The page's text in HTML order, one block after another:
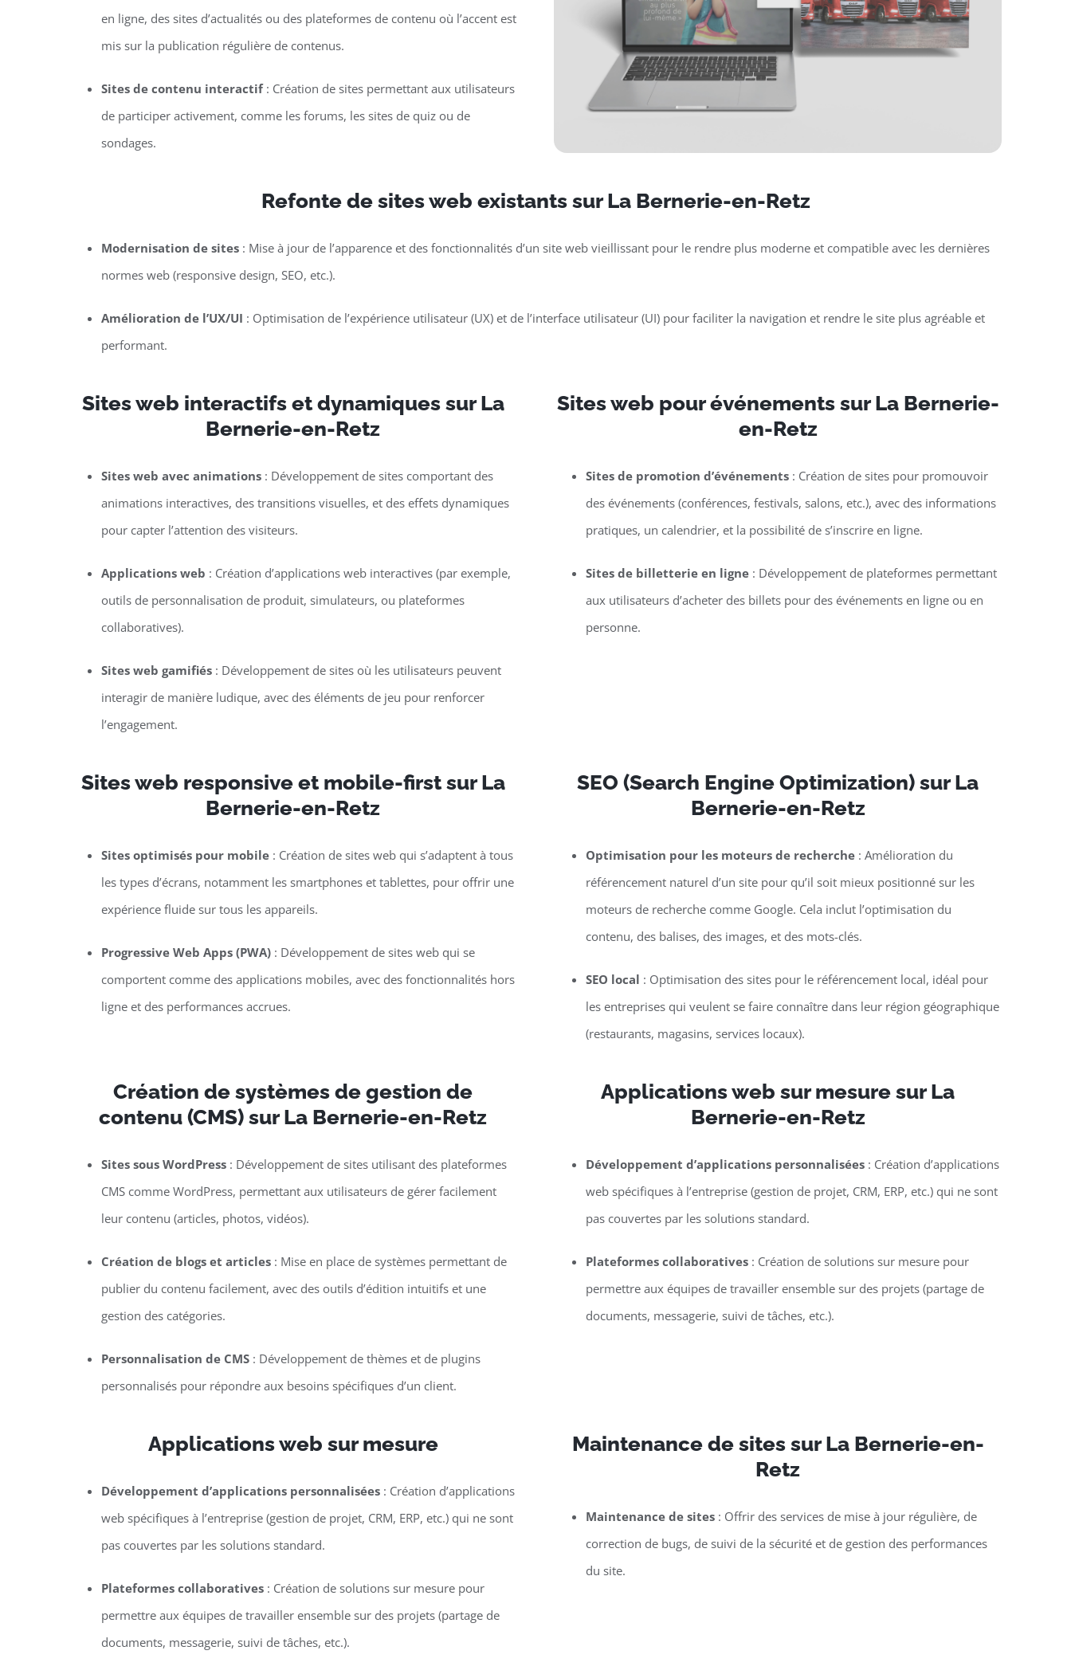
en ligne, des sites d’actualités ou des plateformes de contenu où l’accent est
mis sur la publication régulière de contenus.
Sites de contenu interactif: Création de sites permettant aux utilisateurs
de participer activement, comme les forums, les sites de quiz ou de
sondages.
Refonte de sites web existants sur La Bernerie-en-Retz
Modernisation de sites: Mise à jour de l’apparence et des fonctionnalités d’un site web vieillissant pour le rendre plus moderne et compatible avec les dernières
normes web (responsive design, SEO, etc.).
Amélioration de l’UX/UI : Optimisation de l’expérience utilisateur (UX) et de l’interface utilisateur (UI) pour faciliter la navigation et rendre le site plus agréable et
performant.
Sites web interactifs et dynamiques sur La
Bernerie-en-Retz
Sites web avec animations: Développement de sites comportant des
animations interactives, des transitions visuelles, et des effets dynamiques
pour capter l’attention des visiteurs.
Applications web : Création d’applications web interactives (par exemple,
outils de personnalisation de produit, simulateurs, ou plateformes
collaboratives).
Sites web gamifiés: Développement de sites où les utilisateurs peuvent
interagir de manière ludique, avec des éléments de jeu pour renforcer
l’engagement.
Sites web pour événements sur La Bernerie-
en-Retz
Sites de promotion d’événements : Création de sites pour promouvoir
des événements (conférences, festivals, salons, etc.), avec des informations
pratiques, un calendrier, et la possibilité de s’inscrire en ligne.
Sites de billetterie en ligne : Développement de plateformes permettant
aux utilisateurs d’acheter des billets pour des événements en ligne ou en
personne.
Sites web responsive et mobile-first sur La
Bernerie-en-Retz
Sites optimisés pour mobile: Création de sites web qui s’adaptent à tous
les types d’écrans, notamment les smartphones et tablettes, pour offrir une
expérience fluide sur tous les appareils.
Progressive Web Apps (PWA): Développement de sites web qui se
comportent comme des applications mobiles, avec des fonctionnalités hors
ligne et des performances accrues.
SEO (Search Engine Optimization) sur La
Bernerie-en-Retz
Optimisation pour les moteurs de recherche : Amélioration du
référencement naturel d’un site pour qu’il soit mieux positionné sur les
moteurs de recherche comme Google. Cela inclut l’optimisation du
contenu, des balises, des images, et des mots-clés.
SEO local : Optimisation des sites pour le référencement local, idéal pour
les entreprises qui veulent se faire connaître dans leur région géographique
(restaurants, magasins, services locaux).
Création de systèmes de gestion de
contenu (CMS) sur La Bernerie-en-Retz
Sites sous WordPress: Développement de sites utilisant des plateformes
CMS comme WordPress, permettant aux utilisateurs de gérer facilement
leur contenu (articles, photos, vidéos).
Création de blogs et articles: Mise en place de systèmes permettant de
publier du contenu facilement, avec des outils d’édition intuitifs et une
gestion des catégories.
Personnalisation de CMS: Développement de thèmes et de plugins
personnalisés pour répondre aux besoins spécifiques d’un client.
Applications web sur mesure sur La
Bernerie-en-Retz
Développement d’applications personnalisées : Création d’applications
web spécifiques à l’entreprise (gestion de projet, CRM, ERP, etc.) qui ne sont
pas couvertes par les solutions standard.
Plateformes collaboratives : Création de solutions sur mesure pour
permettre aux équipes de travailler ensemble sur des projets (partage de
documents, messagerie, suivi de tâches, etc.).
Applications web sur mesure
Développement d’applications personnalisées: Création d’applications
web spécifiques à l’entreprise (gestion de projet, CRM, ERP, etc.) qui ne sont
pas couvertes par les solutions standard.
Plateformes collaboratives: Création de solutions sur mesure pour
permettre aux équipes de travailler ensemble sur des projets (partage de
documents, messagerie, suivi de tâches, etc.).
Maintenance de sites sur La Bernerie-en-
Retz
Maintenance de sites : Offrir des services de mise à jour régulière, de
correction de bugs, de suivi de la sécurité et de gestion des performances
du site.